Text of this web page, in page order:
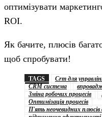
оптимізувати
ROI.
Як бачите, плюсів
щоб спробувати!
TAGS
Crm для
CRM система
Зміна робочих процесів
Оптимізація процесів
П'ять неочевидних